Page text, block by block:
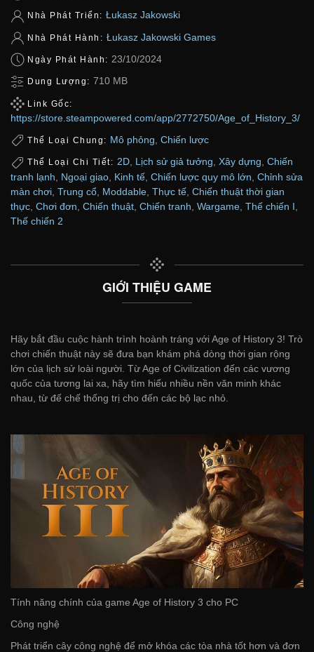
Nhà Phát Triển: Łukasz Jakowski
Nhà Phát Hành: Łukasz Jakowski Games
Ngày Phát Hành: 23/10/2024
Dung Lượng: 710 MB
Link Gốc:
https://store.steampowered.com/app/2772750/Age_of_History_3/
Thể Loại Chung: Mô phỏng Chiến lược
Thể Loại Chi Tiết: 2D, Lịch sử giả tưởng, Xây dựng, Chiến
tranh lạnh
Ngoại giao Kinh tế Chiến lược quy mô lớn Chỉnh sửa
màn chơi Trung cổ Moddable Thực tế Chiến thuật thời gian
thực Chơi đơn Chiến thuật Chiến tranh Wargame Thế chiến I
Thế chiến 2
GIỚI THIỆU GAME
Hãy bắt đầu cuộc hành trình hoành tráng với Age of History 3! Trò
chơi chiến thuật này sẽ đưa bạn khám phá dòng thời gian rộng
lớn của lịch sử loài người. Từ Age of Civilization đến các vương
quốc của tương lai xa, hãy tìm hiểu nhiều nền văn minh khác
nhau, từ đế chế thống trị cho đến các bộ lạc nhỏ.
Tính năng chính của game Age of History 3 cho PC
Công nghệ
Phát triển cây công nghệ để mở khóa các tòa nhà tốt hơn và đơn